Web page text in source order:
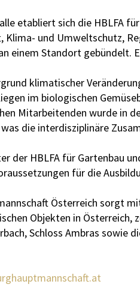
etabliert sich die HBLFA
Klima- und Umweltschutz,
einem Standort gebündelt.
klimatischer
im biologischen
Mitarbeitenden wurde in
die interdisziplinäre
der HBLFA für Gartenbau
für die
Österreich sorgt
Objekten in Österreich,
Schloss Ambras sowie